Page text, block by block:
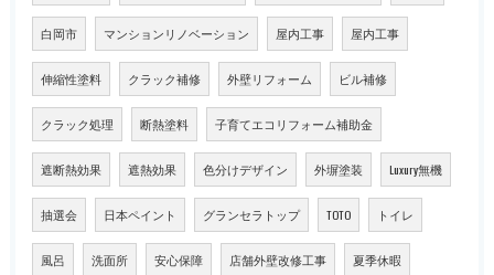
白岡市 マンションリノベーション 屋内工事 屋内工事
伸縮性塗料 クラック補修 外壁リフォーム ビル補修
クラック処理 断熱塗料 子育てエコリフォーム補助金
遮断熱効果 遮熱効果 色分けデザイン 外塀塗装 Luxury無機
抽選会 日本ペイント グランセラトップ TOTO トイレ
風呂 洗面所 安心保障 店舗外壁改修工事 夏季休暇